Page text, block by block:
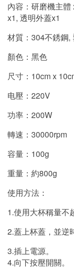
內容 ： 研磨機主體
x1, 透明外蓋x1
材質： 304不銹鋼,
顏色：黑色
尺寸：10cm x
电壓：220V
功率：200W
轉速：30000rpm
容量
重量：約800g
使用方法：
1.使用大杯稱量不
2.蓋上杯蓋，並逆
3.插上電源。
4.向下按壓開關。